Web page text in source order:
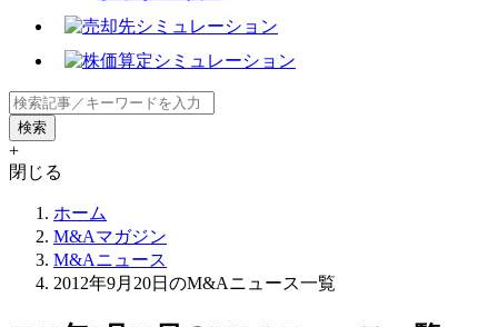
+
閉じる
ホーム
M&Aマガジン
M&Aニュース
2012年9月20日のM&Aニュース一覧